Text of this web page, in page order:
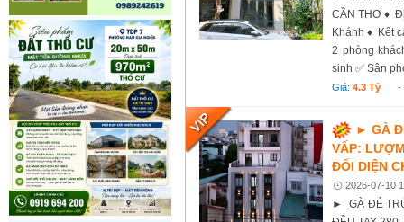
CẦN THƠ ♦
Khánh ♦ Kết
2 phòng
sinh ✅ Sân
Giá:4.3 Tỷ -
► GÀ
VẤP:
ĐỐI DIỆN
2026-07-10
► GÀ ĐẺ